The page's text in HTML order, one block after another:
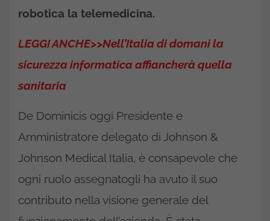
robotica la telemedicina.
LEGGI ANCHE>>Nell’Italia di domani la
sicurezza informatica affiancherà quella
sanitaria
De Dominicis oggi Presidente e
Amministratore delegato di Johnson &
Johnson Medical Italia, è consapevole che
ogni ruolo assegnatogli ha avuto il suo
contributo nella visione generale del